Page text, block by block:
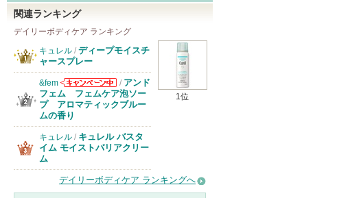
関連ランキング
デイリーボディケア ランキング
1位
キュレル / ディープモイスチ
ャースプレー
&fem
&femからのお
知らせがありま
す
/ アンド
フェム フェムケア泡ソー
プ アロマティックブルー
ムの香り
キュレル / キュレル バスタ
イム モイストバリアクリー
ム
デイリーボディケア ランキングへ